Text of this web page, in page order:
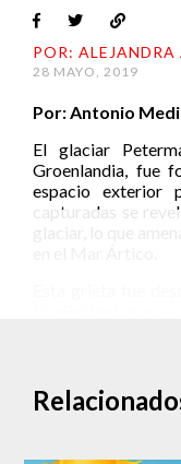
POR: ALEJANDRA
28 MAYO, 2019
Por: Antonio
El glaciar
Groenlandia, fue
espacio exterior
capturadas se
La fisura se